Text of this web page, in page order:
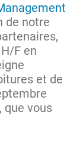
de notre
F en
et de
que vous